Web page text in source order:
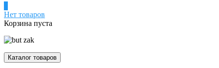
Нет товаров
Корзина пуста
Каталог товаров